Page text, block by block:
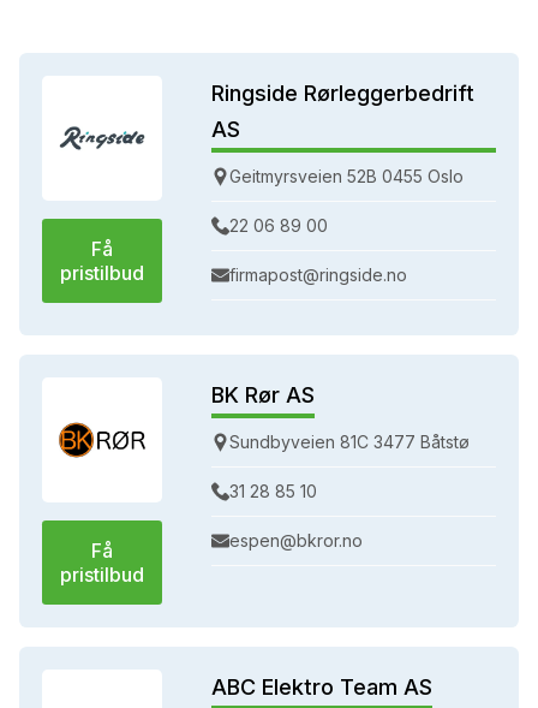
Få
pristilbud
Ringside Rørleggerbedrift
AS
Geitmyrsveien 52B 0455 Oslo
22 06 89 00
firmapost@ringside.no
Få
pristilbud
BK Rør AS
Sundbyveien 81C 3477 Båtstø
31 28 85 10
espen@bkror.no
ABC Elektro Team AS